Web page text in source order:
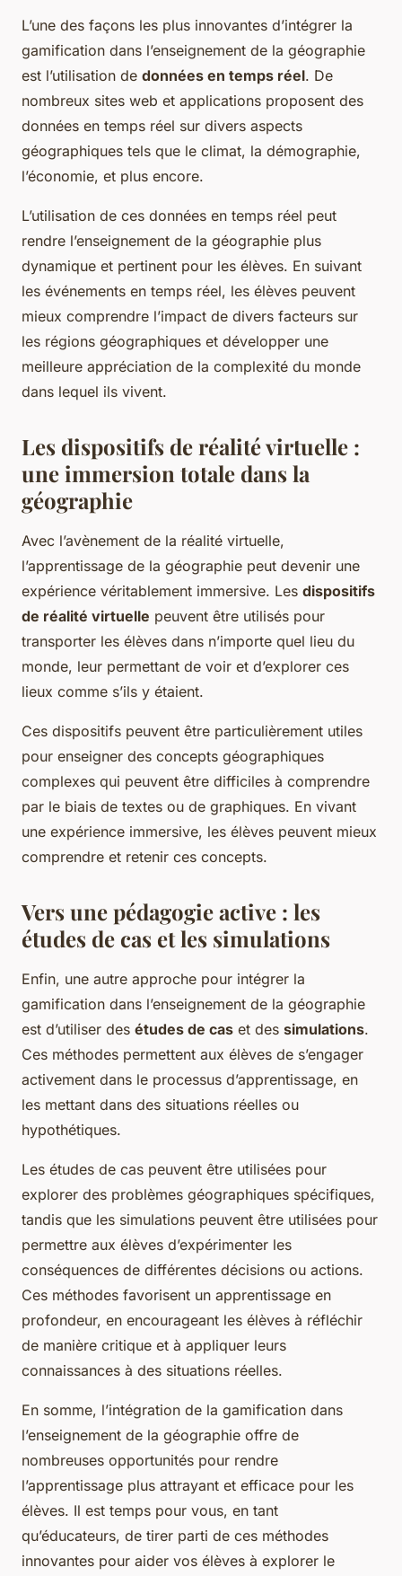
L’une des façons les plus innovantes d’intégrer la
gamification dans l’enseignement de la géographie
est l’utilisation de données en temps réel. De
nombreux sites web et applications proposent des
données en temps réel sur divers aspects
géographiques tels que le climat, la démographie,
l’économie, et plus encore.
L’utilisation de ces données en temps réel peut
rendre l’enseignement de la géographie plus
dynamique et pertinent pour les élèves. En suivant
les événements en temps réel, les élèves peuvent
mieux comprendre l’impact de divers facteurs sur
les régions géographiques et développer une
meilleure appréciation de la complexité du monde
dans lequel ils vivent.
Les dispositifs de réalité virtuelle :
une immersion totale dans la
géographie
Avec l’avènement de la réalité virtuelle,
l’apprentissage de la géographie peut devenir une
expérience véritablement immersive. Les dispositifs
de réalité virtuelle peuvent être utilisés pour
transporter les élèves dans n’importe quel lieu du
monde, leur permettant de voir et d’explorer ces
lieux comme s’ils y étaient.
Ces dispositifs peuvent être particulièrement utiles
pour enseigner des concepts géographiques
complexes qui peuvent être difficiles à comprendre
par le biais de textes ou de graphiques. En vivant
une expérience immersive, les élèves peuvent mieux
comprendre et retenir ces concepts.
Vers une pédagogie active : les
études de cas et les simulations
Enfin, une autre approche pour intégrer la
gamification dans l’enseignement de la géographie
est d’utiliser des études de cas et des simulations.
Ces méthodes permettent aux élèves de s’engager
activement dans le processus d’apprentissage, en
les mettant dans des situations réelles ou
hypothétiques.
Les études de cas peuvent être utilisées pour
explorer des problèmes géographiques spécifiques,
tandis que les simulations peuvent être utilisées pour
permettre aux élèves d’expérimenter les
conséquences de différentes décisions ou actions.
Ces méthodes favorisent un apprentissage en
profondeur, en encourageant les élèves à réfléchir
de manière critique et à appliquer leurs
connaissances à des situations réelles.
En somme, l’intégration de la gamification dans
l’enseignement de la géographie offre de
nombreuses opportunités pour rendre
l’apprentissage plus attrayant et efficace pour les
élèves. Il est temps pour vous, en tant
qu’éducateurs, de tirer parti de ces méthodes
innovantes pour aider vos élèves à explorer le